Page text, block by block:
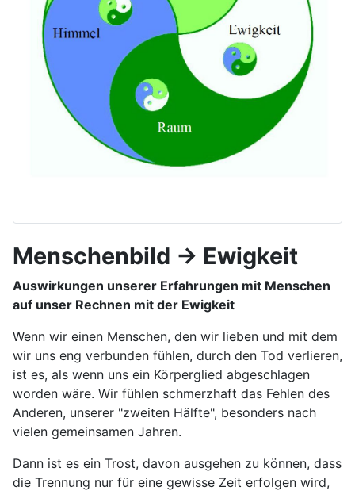
Menschenbild -> Ewigkeit
Auswirkungen unserer Erfahrungen mit Menschen
auf unser Rechnen mit der Ewigkeit
Wenn wir einen Menschen, den wir lieben und mit dem
wir uns eng verbunden fühlen, durch den Tod verlieren,
ist es, als wenn uns ein Körperglied abgeschlagen
worden wäre. Wir fühlen schmerzhaft das Fehlen des
Anderen, unserer "zweiten Hälfte", besonders nach
vielen gemeinsamen Jahren.
Dann ist es ein Trost, davon ausgehen zu können, dass
die Trennung nur für eine gewisse Zeit erfolgen wird,